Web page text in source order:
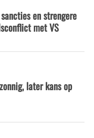
en strengere
met VS
later kans op